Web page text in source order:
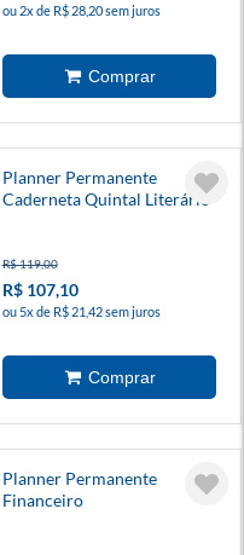
ou 2x de R$ 28,20 sem juros
Planner Permanente
Caderneta Quintal Literário
R$ 119,00
R$ 107,10
ou 5x de R$ 21,42 sem juros
Planner Permanente
Financeiro